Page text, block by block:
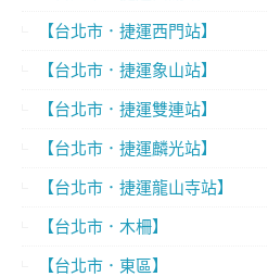
【台北市．捷運西門站】
【台北市．捷運象山站】
【台北市．捷運雙連站】
【台北市．捷運麟光站】
【台北市．捷運龍山寺站】
【台北市．木柵】
【台北市．東區】